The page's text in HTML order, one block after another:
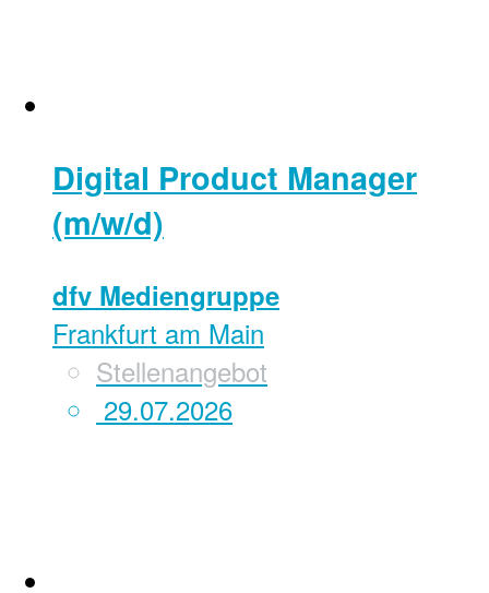
Digital Product Manager
(m/w/d)
dfv Mediengruppe
Frankfurt am Main
Stellenangebot
29.07.2026